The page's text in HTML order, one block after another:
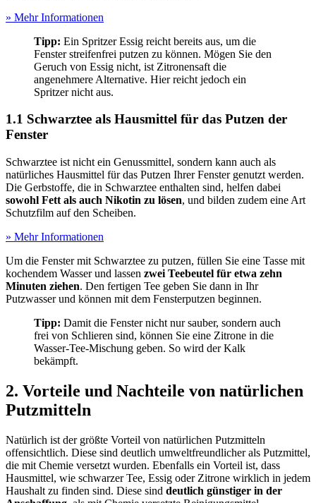
» Mehr Informationen
Tipp: Ein Spritzer Essig reicht bereits aus, um die
Fenster streifenfrei putzen zu können. Mögen Sie den
Geruch von Essig nicht, ist Zitronensaft die
angenehmere Alternative. Hier reicht jedoch ein
Spritzer nicht aus.
1.1 Schwarztee als Hausmittel für das Putzen der
Fenster
Schwarztee ist nicht ein Genussmittel, sondern kann auch als
natürliches Hausmittel für das Putzen Ihrer Fenster genutzt werden.
Die Gerbstoffe, die in Schwarztee enthalten sind, helfen dabei
sowohl Fett als auch Nikotin zu lösen, und bilden zudem eine Art
Schutzfilm auf den Scheiben.
» Mehr Informationen
Um die Fenster mit Schwarztee zu putzen, füllen Sie eine Tasse mit
kochendem Wasser und lassen zwei Teebeutel für etwa zehn
Minuten ziehen. Den fertigen Tee geben Sie dann in Ihr
Putzwasser und können mit dem Fensterputzen beginnen.
Tipp: Damit die Fenster nicht nur sauber, sondern auch
frei von Schlieren sind, können Sie eine Zitrone in die
Wasser-Tee-Mischung geben. So wird der Kalk
bekämpft.
2. Vorteile und Nachteile von natürlichen
Putzmitteln
Natürlich ist der größte Vorteil von natürlichen Putzmitteln
offensichtlich. Diese sind deutlich umweltfreundlicher als Putzmittel,
die mit Chemie versetzt wurden. Ebenfalls ein Vorteil ist, dass
Hausmittel, wie schwarzer Tee, Essig oder Zitrone wirklich in jedem
Haushalt zu finden sind. Diese sind deutlich günstiger in der